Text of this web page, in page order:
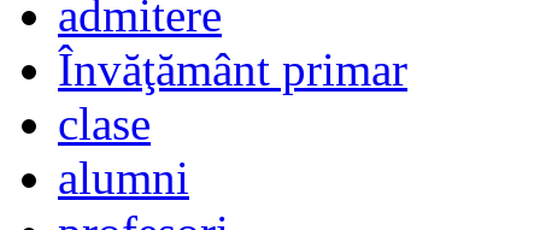
admitere
Învăţământ primar
clase
alumni